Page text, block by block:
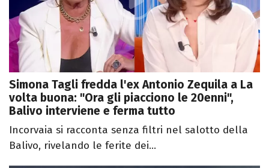
Simona Tagli fredda l'ex Antonio Zequila a La
volta buona: "Ora gli piacciono le 20enni",
Balivo interviene e ferma tutto
Incorvaia si racconta senza filtri nel salotto della
Balivo, rivelando le ferite dei...